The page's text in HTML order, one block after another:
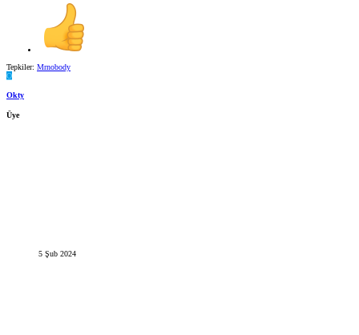
Tepkiler: Mrnobody
O
Okty
Üye
5 Şub 2024